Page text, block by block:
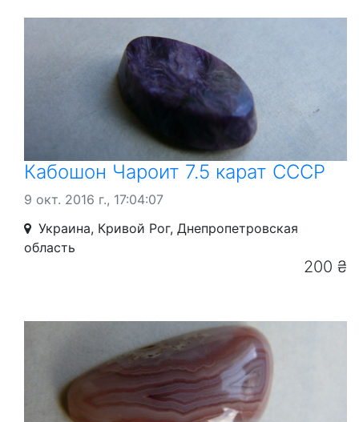
Кабошон Чароит 7.5 карат СССР
9 окт. 2016 г., 17:04:07
Украина, Кривой Рог, Днепропетровская
область
200 ₴